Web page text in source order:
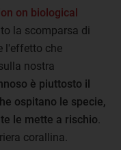
on biological
la scomparsa di
l'effetto che
nostra
è piuttosto il
ospitano le specie,
le mette a rischio.
corallina.